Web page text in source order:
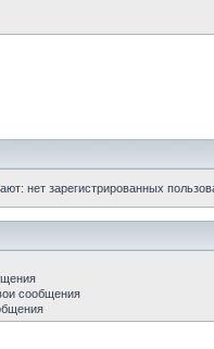
нет зарегистрированных
сообщения